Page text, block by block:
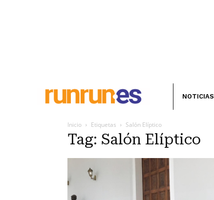
NOTICIAS
Inicio Etiquetas Salón Elíptico
Tag: Salón Elíptico